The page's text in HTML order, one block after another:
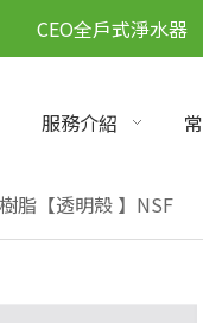
CEO全戶式淨水器
服務介紹
脂【透明殼 】NSF